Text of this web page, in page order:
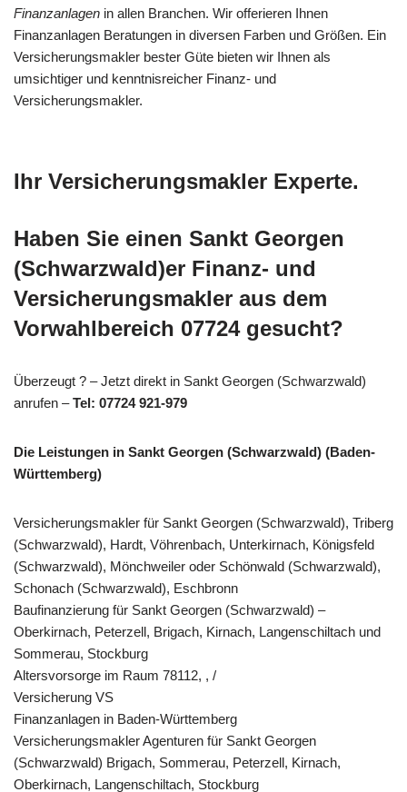
Finanzanlagen in allen Branchen. Wir offerieren Ihnen
Finanzanlagen Beratungen in diversen Farben und Größen. Ein
Versicherungsmakler bester Güte bieten wir Ihnen als
umsichtiger und kenntnisreicher Finanz- und
Versicherungsmakler.
Ihr Versicherungsmakler Experte.
Haben Sie einen Sankt Georgen
(Schwarzwald)er Finanz- und
Versicherungsmakler aus dem
Vorwahlbereich 07724 gesucht?
Überzeugt ? – Jetzt direkt in Sankt Georgen (Schwarzwald)
anrufen –Tel: 07724 921-979
Die Leistungen in Sankt Georgen (Schwarzwald) (Baden-
Württemberg)
Versicherungsmakler für Sankt Georgen (Schwarzwald), Triberg
(Schwarzwald), Hardt, Vöhrenbach, Unterkirnach, Königsfeld
(Schwarzwald), Mönchweiler oder Schönwald (Schwarzwald),
Schonach (Schwarzwald), Eschbronn
Baufinanzierung für Sankt Georgen (Schwarzwald) –
Oberkirnach, Peterzell, Brigach, Kirnach, Langenschiltach und
Sommerau, Stockburg
Altersvorsorge im Raum 78112, , /
Versicherung VS
Finanzanlagen in Baden-Württemberg
Versicherungsmakler Agenturen für Sankt Georgen
(Schwarzwald) Brigach, Sommerau, Peterzell, Kirnach,
Oberkirnach, Langenschiltach, Stockburg